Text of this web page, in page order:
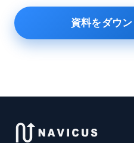
資料をダウ